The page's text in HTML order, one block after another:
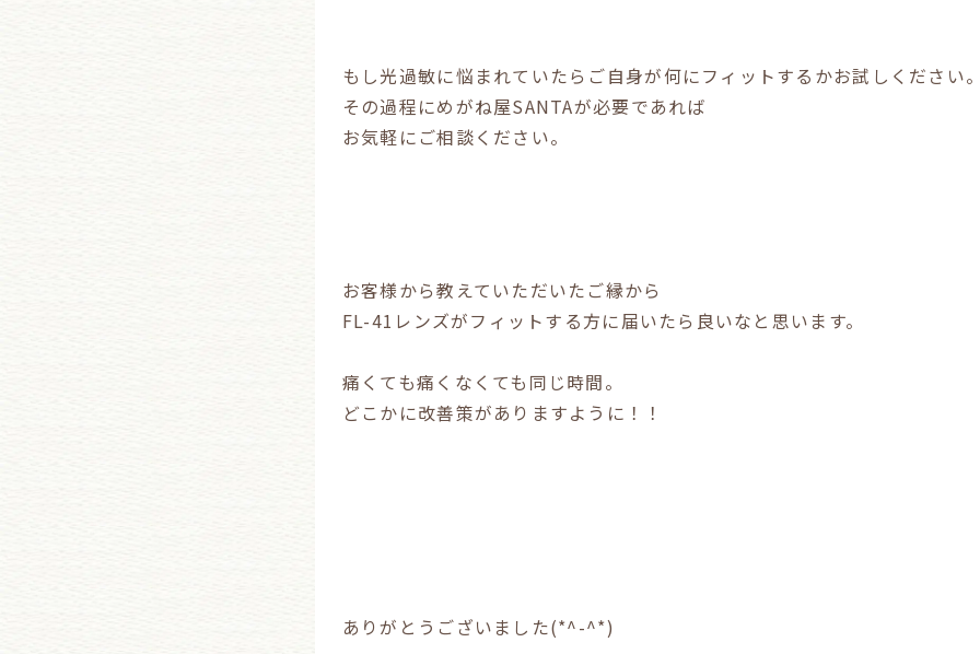
もし光過敏に悩まれていたらご自身が何にフィットするかお試しください
その過程にめがね屋SANTAが必要であれば
お気軽にご相談ください。
お客様から教えていただいたご縁から
FL-41レンズがフィットする方に届いたら良いなと思います。
痛くても痛くなくても同じ時間。
どこかに改善策がありますように！！
ありがとうございました(*^-^*)